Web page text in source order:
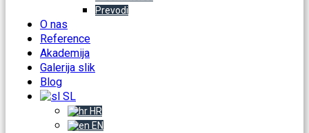
Prevodi
O nas
Reference
Akademija
Galerija slik
Blog
SL
HR
EN